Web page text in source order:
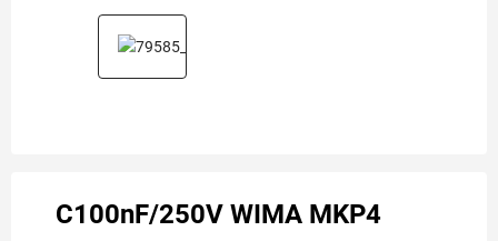
C100nF/250V WIMA MKP4